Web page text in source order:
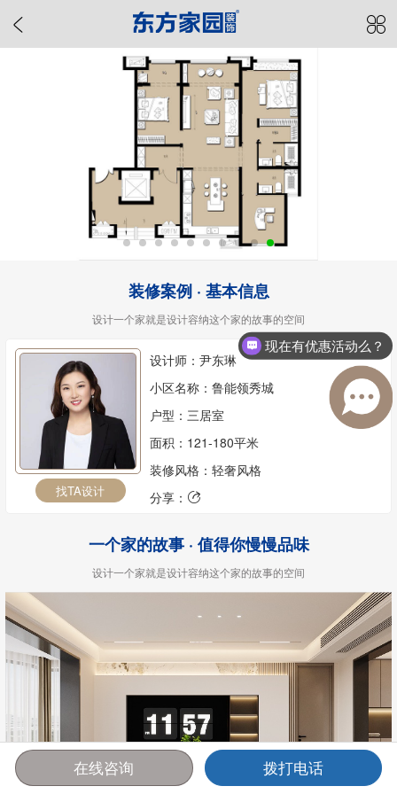
装修案例 · 基本信息
设计一个家就是设计容纳这个家的故事的空间
找TA设计
设计师：尹东琳
小区名称：鲁能领秀城
户型：三居室
面积：121-180平米
装修风格：轻奢风格
分享： 
一个家的故事 · 值得你慢慢品味
设计一个家就是设计容纳这个家的故事的空间
首页 报价 电话 咨询
现在有优惠活动么？
在线咨询 拨打电话